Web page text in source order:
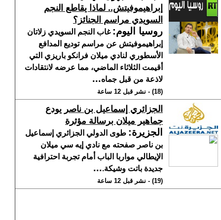
إبراهيموفيتش.. لماذا يقاطع النجم
السويدي مراسم الجنائز؟
روسيا اليوم: غاب النجم السويدي زلاتان
إبراهيموفيتش عن مراسم توديع المدافع
الأسطوري لنادي ميلان فرانكو باريزي التي
أقيمت الثلاثاء الماضي، مما عرضه لانتقادات
لاذعة من قبل جماه...
(18) - نشر قبل 12 ساعة
الجزائري إسماعيل بن ناصر يودع
جماهير ميلان برسالة مؤثرة
الجزيرة: طوى الدولي الجزائري إسماعيل
بن ناصر صفحته مع نادي إيه سي ميلان
الإيطالي مواربا الباب أمام تجربة احترافية
جديدة باتت وشيكة....
(19) - نشر قبل 12 ساعة